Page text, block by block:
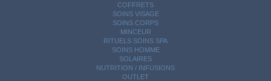
COFFRETS
SOINS VISAGE
SOINS CORPS
MINCEUR
RITUELS SOINS SPA
SOINS HOMME
SOLAIRES
NUTRITION / INFUSIONS
OUTLET